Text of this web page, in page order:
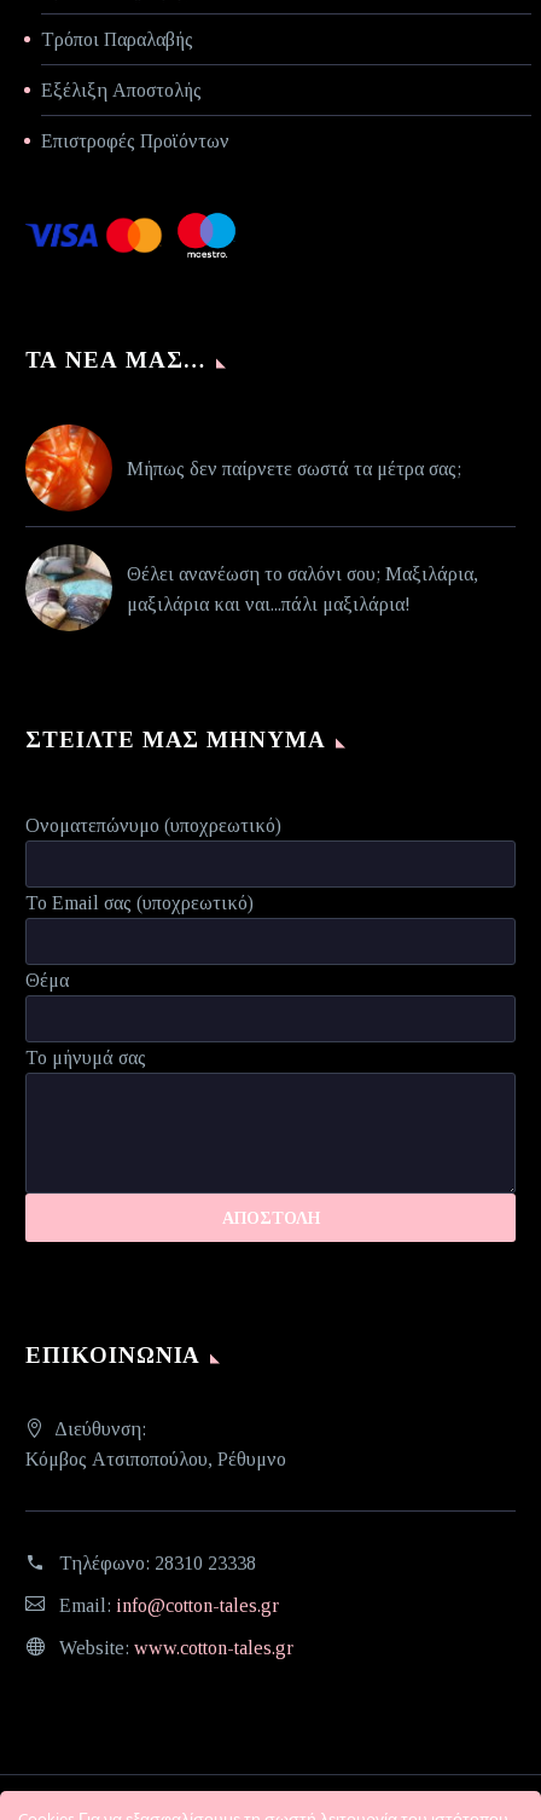
Τρόποι Παραλαβής
Εξέλιξη Αποστολής
Επιστροφές Προϊόντων
ΤΑ ΝΈΑ ΜΑΣ…
Μήπως δεν παίρνετε σωστά τα μέτρα σας;
Θέλει ανανέωση το σαλόνι σου; Μαξιλάρια,
μαξιλάρια και ναι...πάλι μαξιλάρια!
ΣΤΕΊΛΤΕ ΜΑΣ ΜΉΝΥΜΑ
Ονοματεπώνυμο (υποχρεωτικό)
Το Email σας (υποχρεωτικό)
Θέμα
Το μήνυμά σας
ΕΠΙΚΟΙΝΩΝΊΑ
Διεύθυνση:
Κόμβος Ατσιποπούλου, Ρέθυμνο
Τηλέφωνο: 28310 23338
Email: info@cotton-tales.gr
Website: www.cotton-tales.gr